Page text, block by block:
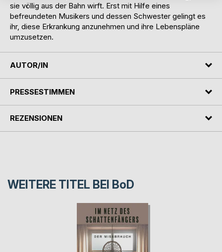
sie völlig aus der Bahn wirft. Erst mit Hilfe eines
befreundeten Musikers und dessen Schwester gelingt es
ihr, diese Erkrankung anzunehmen und ihre Lebenspläne
umzusetzen.
AUTOR/IN
PRESSESTIMMEN
REZENSIONEN
WEITERE TITEL BEI BoD